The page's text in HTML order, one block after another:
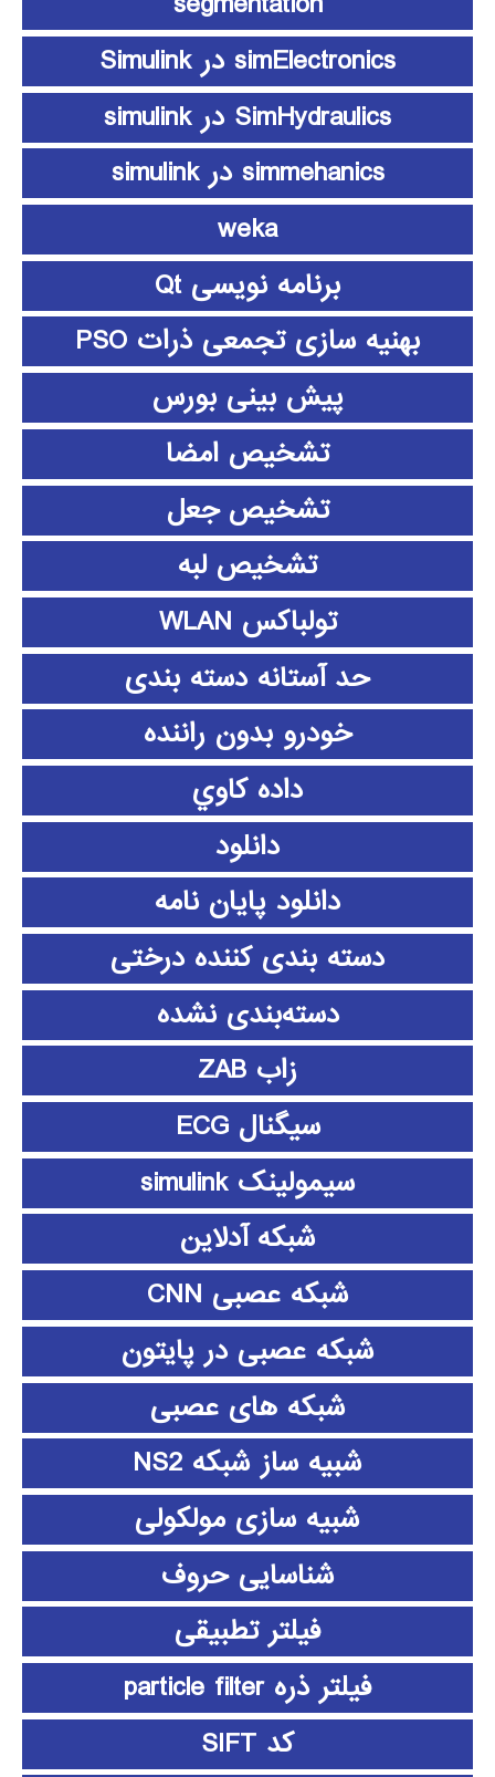
simElectronics در Simulink
SimHydraulics در simulink
simmehanics در simulink
weka
برنامه نویسی Qt
بهنیه سازی تجمعی ذرات PSO
پیش بینی بورس
تشخیص امضا
تشخیص جعل
تشخیص لبه
تولباکس WLAN
حد آستانه دسته بندی
خودرو بدون راننده
داده كاوي
دانلود
دانلود پايان نامه
دسته بندی کننده درختی
دسته‌بندی نشده
زاب ZAB
سیگنال ECG
سیمولینک simulink
شبکه آدلاین
شبکه عصبی CNN
شبکه عصبی در پایتون
شبکه های عصبی
شبیه ساز شبکه NS2
شبیه سازی مولکولی
شناسایی حروف
فیلتر تطبیقی
فیلتر ذره particle filter
کد SIFT